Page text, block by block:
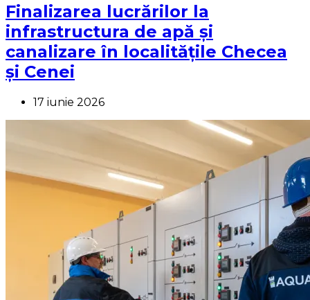
Finalizarea lucrărilor la
infrastructura de apă și
canalizare în localitățile Checea
și Cenei
17 iunie 2026